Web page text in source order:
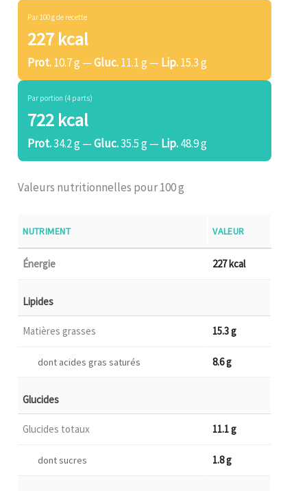
Par 100 g de recette
227 kcal
Prot.10.7 g —Gluc.11.1 g — Lip.15.3 g
Par portion (4 parts)
722 kcal
Prot.34.2 g —Gluc.35.5 g — Lip.48.9 g
Valeurs nutritionnelles pour 100 g
NUTRIMENT VALEUR
Énergie 227 kcal
Lipides
Matières grasses 15.3 g
dont acides gras saturés 8.6 g
Glucides
Glucides totaux 11.1 g
dont sucres 1.8 g